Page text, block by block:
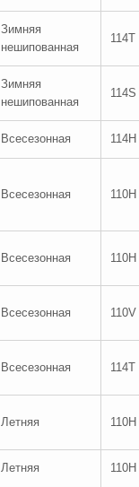
Зимняя
нешипованная
114T
Зимняя
нешипованная
114S
Всесезонная 114H
Всесезонная 110H
Всесезонная 110H
Всесезонная 110V
Всесезонная 114T
Летняя 110H
Летняя 110H